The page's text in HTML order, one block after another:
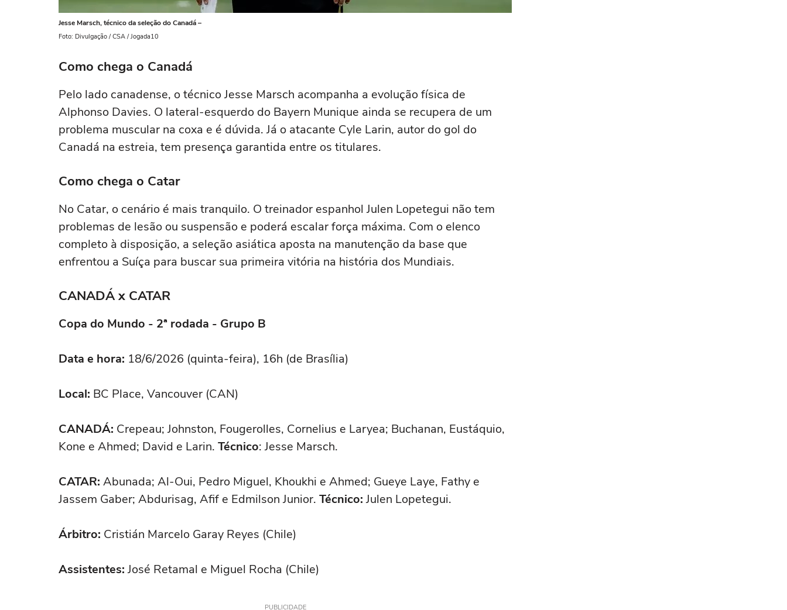
Jesse Marsch, técnico da seleção do Canadá –
Foto: Divulgação / CSA / Jogada10
Como chega o Canadá
Pelo lado canadense, o técnico Jesse Marsch acompanha a evolução física de
Alphonso Davies. O lateral-esquerdo do Bayern Munique ainda se recupera de um
problema muscular na coxa e é dúvida. Já o atacante Cyle Larin, autor do gol do
Canadá na estreia, tem presença garantida entre os titulares.
Como chega o Catar
No Catar, o cenário é mais tranquilo. O treinador espanhol Julen Lopetegui não tem
problemas de lesão ou suspensão e poderá escalar força máxima. Com o elenco
completo à disposição, a seleção asiática aposta na manutenção da base que
enfrentou a Suíça para buscar sua primeira vitória na história dos Mundiais.
CANADÁ x CATAR
Copa do Mundo - 2ª rodada - Grupo B
Data e hora: 18/6/2026 (quinta-feira), 16h (de Brasília)
Local: BC Place, Vancouver (CAN)
CANADÁ: Crepeau; Johnston, Fougerolles, Cornelius e Laryea; Buchanan, Eustáquio,
Kone e Ahmed; David e Larin. Técnico: Jesse Marsch.
CATAR: Abunada; Al-Oui, Pedro Miguel, Khoukhi e Ahmed; Gueye Laye, Fathy e
Jassem Gaber; Abdurisag, Afif e Edmilson Junior. Técnico: Julen Lopetegui.
Árbitro: Cristián Marcelo Garay Reyes (Chile)
Assistentes: José Retamal e Miguel Rocha (Chile)
PUBLICIDADE